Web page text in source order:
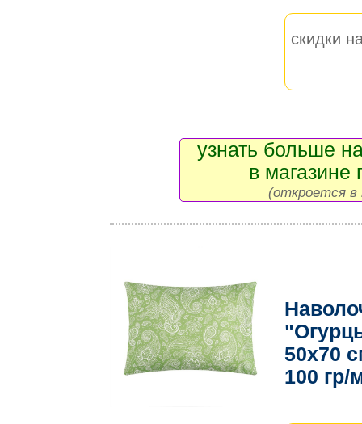
скидки
узнать больше
в магазине
(откроется в
50х70
100